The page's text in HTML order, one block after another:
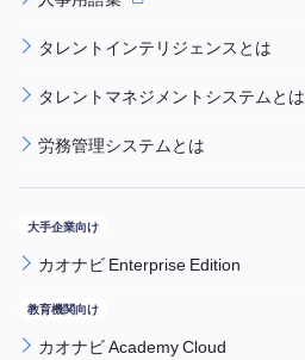
タレントインテリジェンスとは
タレントマネジメントシステムとは
労務管理システムとは
カオナビ Enterprise Edition
カオナビ Academy Cloud